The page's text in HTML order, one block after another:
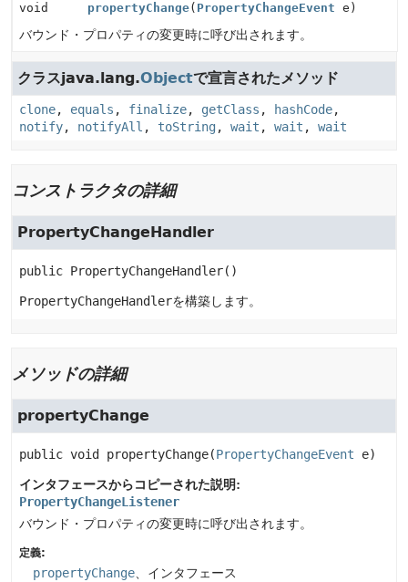
void
propertyChange( PropertyChangeEvent e)
バウンド・プロパティの変更時に呼び出されます。
クラスjava.lang.Objectで宣言されたメソッド
clone, equals , finalize, getClass , hashCode,
notify, notifyAll , toString, wait , wait , wait
コンストラクタの詳細
PropertyChangeHandler
public PropertyChangeHandler()
PropertyChangeHandlerを構築します。
メソッドの詳細
propertyChange
public void propertyChange(PropertyChangeEvent e)
インタフェースからコピーされた説明:
PropertyChangeListener
バウンド・プロパティの変更時に呼び出されます。
定義:
propertyChange 、インタフェース